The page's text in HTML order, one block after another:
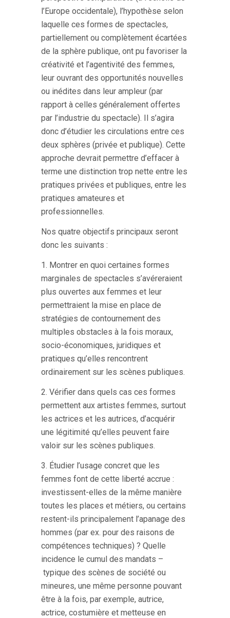
l’Europe occidentale), l’hypothèse selon
laquelle ces formes de spectacles,
partiellement ou complètement écartées
de la sphère publique, ont pu favoriser la
créativité et l’agentivité des femmes,
leur ouvrant des opportunités nouvelles
ou inédites dans leur ampleur (par
rapport à celles généralement offertes
par l’industrie du spectacle). Il s’agira
donc d’étudier les circulations entre ces
deux sphères (privée et publique). Cette
approche devrait permettre d’effacer à
terme une distinction trop nette entre les
pratiques privées et publiques, entre les
pratiques amateures et
professionnelles.
Nos quatre objectifs principaux seront
donc les suivants :
1. Montrer en quoi certaines formes
marginales de spectacles s’avéreraient
plus ouvertes aux femmes et leur
permettraient la mise en place de
stratégies de contournement des
multiples obstacles à la fois moraux,
socio-économiques, juridiques et
pratiques qu’elles rencontrent
ordinairement sur les scènes publiques.
2. Vérifier dans quels cas ces formes
permettent aux artistes femmes, surtout
les actrices et les autrices, d’acquérir
une légitimité qu’elles peuvent faire
valoir sur les scènes publiques.
3. Étudier l’usage concret que les
femmes font de cette liberté accrue :
investissent-elles de la même manière
toutes les places et métiers, ou certains
restent-ils principalement l’apanage des
hommes (par ex. pour des raisons de
compétences techniques) ? Quelle
incidence le cumul des mandats –
typique des scènes de société ou
mineures, une même personne pouvant
être à la fois, par exemple, autrice,
actrice, costumière et metteuse en